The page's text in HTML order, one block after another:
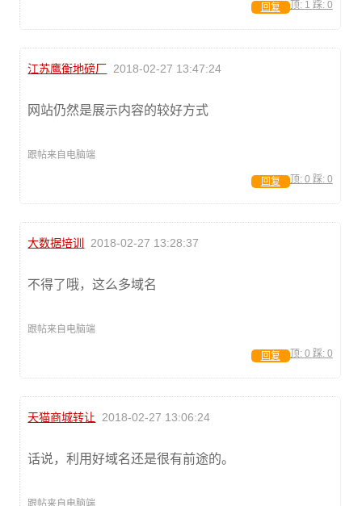
顶: 1 踩: 0
回复
江苏鹰衡地磅厂 2018-02-27 13:47:24
网站仍然是展示内容的较好方式
跟帖来自电脑端
顶: 0 踩: 0
回复
大数据培训 2018-02-27 13:28:37
不得了哦，这么多域名
跟帖来自电脑端
顶: 0 踩: 0
回复
天猫商城转让 2018-02-27 13:06:24
话说，利用好域名还是很有前途的。
跟帖来自电脑端